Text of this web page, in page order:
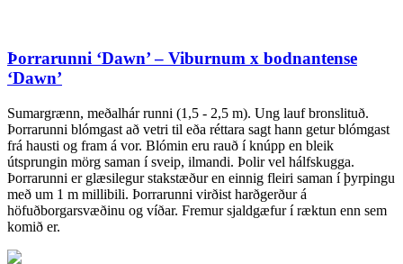
Þorrarunni ‘Dawn’ – Viburnum x bodnantense
‘Dawn’
Sumargrænn, meðalhár runni (1,5 - 2,5 m). Ung lauf bronslituð.
Þorrarunni blómgast að vetri til eða réttara sagt hann getur blómgast
frá hausti og fram á vor. Blómin eru rauð í knúpp en bleik
útsprungin mörg saman í sveip, ilmandi. Þolir vel hálfskugga.
Þorrarunni er glæsilegur stakstæður en einnig fleiri saman í þyrpingu
með um 1 m millibili. Þorrarunni virðist harðgerður á
höfuðborgarsvæðinu og víðar. Fremur sjaldgæfur í ræktun enn sem
komið er.